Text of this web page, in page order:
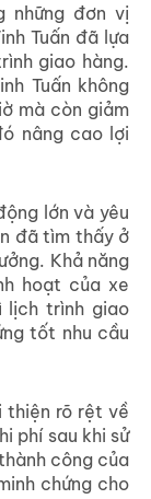
những đơn vị
Tuấn đã lựa
giao hàng.
Tuấn không
mà còn giảm
nâng cao lợi
lớn và yêu
đã tìm thấy ở
Khả năng
hoạt của xe
lịch trình giao
tốt nhu cầu
thiện rõ rệt về
phí sau khi sử
công của
chứng cho